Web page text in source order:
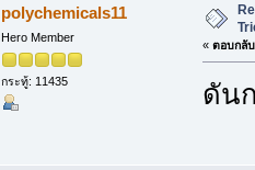
polychemicals11
Hero Member
กระทู้: 11435
« ตอบกลั
ดัน